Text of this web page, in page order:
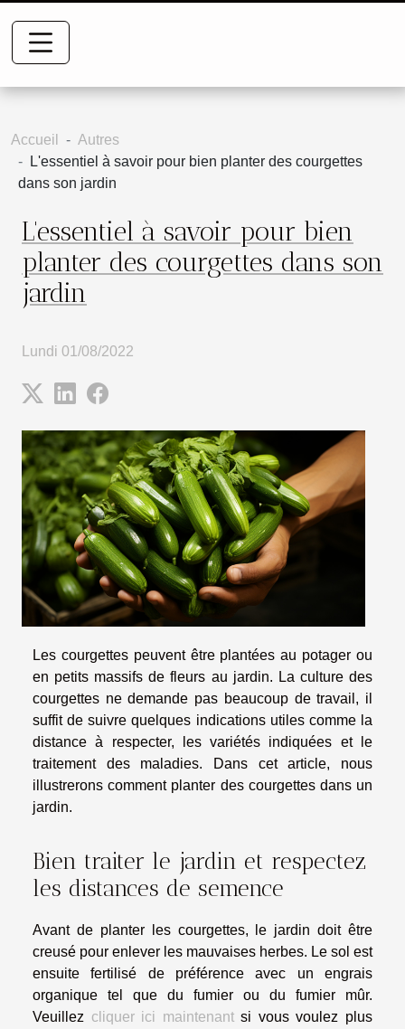
Accueil
Autres
L'essentiel à savoir pour bien planter des courgettes
dans son jardin
L'essentiel à savoir pour bien
planter des courgettes dans son
jardin
Lundi 01/08/2022
Les courgettes peuvent être plantées au potager ou
en petits massifs de fleurs au jardin. La culture des
courgettes ne demande pas beaucoup de travail, il
suffit de suivre quelques indications utiles comme la
distance à respecter, les variétés indiquées et le
traitement des maladies. Dans cet article, nous
illustrerons comment planter des courgettes dans un
jardin.
Bien traiter le jardin et respectez
les distances de semence
Avant de planter les courgettes, le jardin doit être
creusé pour enlever les mauvaises herbes. Le sol est
ensuite fertilisé de préférence avec un engrais
organique tel que du fumier ou du fumier mûr.
Veuillez cliquer ici maintenantsi vous voulez plus